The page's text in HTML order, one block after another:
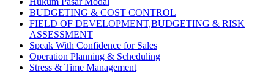
BUDGETING & COST CONTROL
FIELD OF DEVELOPMENT,BUDGETING & RISK
ASSESSMENT
Speak With Confidence for Sales
Operation Planning & Scheduling
Stress & Time Management